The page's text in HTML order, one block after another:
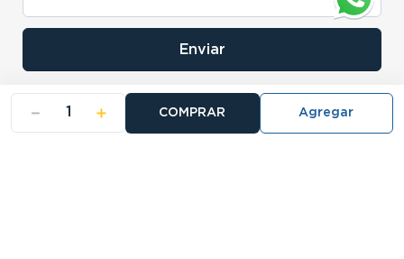
＋
－ COMPRAR
Enviar
- NOSOTROS